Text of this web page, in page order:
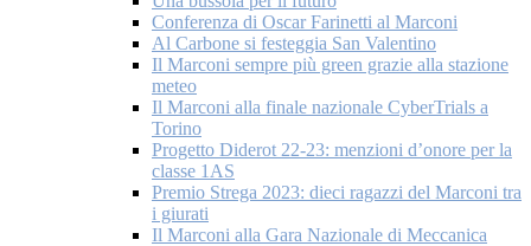
Conferenza di Oscar Farinetti al Marconi
Al Carbone si festeggia San Valentino
Il Marconi sempre più green grazie alla stazione
meteo
Il Marconi alla finale nazionale CyberTrials a
Torino
Progetto Diderot 22-23: menzioni d’onore per la
classe 1AS
Premio Strega 2023: dieci ragazzi del Marconi tra
i giurati
Il Marconi alla Gara Nazionale di Meccanica